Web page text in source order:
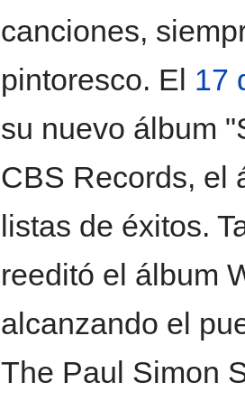
canciones,
pintoresco. El 17
su nuevo álbum
CBS Records, el
listas de éxitos.
reeditó el álbum
alcanzando el
The Paul Simon